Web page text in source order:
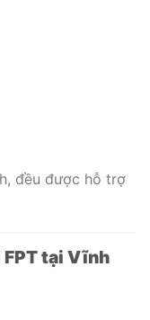
đều được hỗ trợ
tại Vĩnh